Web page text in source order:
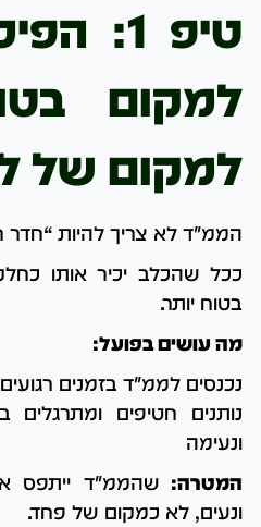
טיפ 1:
למקום
למקום של
הממ"ד לא צריך להיות “חדר
ככל שהכלב יכיר אותו
בטוח יותר.
מה עושים בפועל:
נכנסים לממ"ד בזמנים
נותנים חטיפים ומתרגלים
ונעימה
המטרה: שהממ"ד ייתפס
ונעים, לא כמקום של פחד.